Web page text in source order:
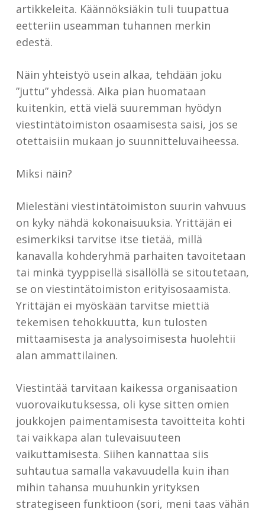
artikkeleita. Käännöksiäkin tuli tuupattua
eetteriin useamman tuhannen merkin
edestä.
Näin yhteistyö usein alkaa, tehdään joku
”juttu” yhdessä. Aika pian huomataan
kuitenkin, että vielä suuremman hyödyn
viestintätoimiston osaamisesta saisi, jos se
otettaisiin mukaan jo suunnitteluvaiheessa.
Miksi näin?
Mielestäni viestintätoimiston suurin vahvuus
on kyky nähdä kokonaisuuksia. Yrittäjän ei
esimerkiksi tarvitse itse tietää, millä
kanavalla kohderyhmä parhaiten tavoitetaan
tai minkä tyyppisellä sisällöllä se sitoutetaan,
se on viestintätoimiston erityisosaamista.
Yrittäjän ei myöskään tarvitse miettiä
tekemisen tehokkuutta, kun tulosten
mittaamisesta ja analysoimisesta huolehtii
alan ammattilainen.
Viestintää tarvitaan kaikessa organisaation
vuorovaikutuksessa, oli kyse sitten omien
joukkojen paimentamisesta tavoitteita kohti
tai vaikkapa alan tulevaisuuteen
vaikuttamisesta. Siihen kannattaa siis
suhtautua samalla vakavuudella kuin ihan
mihin tahansa muuhunkin yrityksen
strategiseen funktioon (sori, meni taas vähän